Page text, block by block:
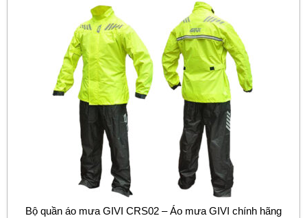
Bộ quần áo mưa GIVI CRS02 – Áo mưa GIVI chính hãng